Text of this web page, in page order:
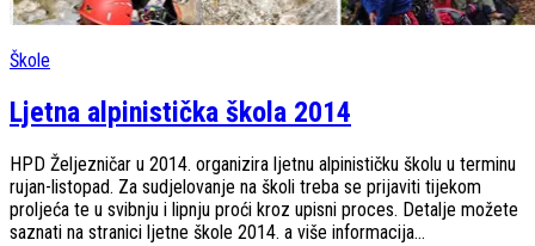
Škole
Ljetna alpinistička škola 2014
HPD Željezničar u 2014. organizira ljetnu alpinističku školu u terminu
rujan-listopad. Za sudjelovanje na školi treba se prijaviti tijekom
proljeća te u svibnju i lipnju proći kroz upisni proces. Detalje možete
saznati na stranici ljetne škole 2014. a više informacija...